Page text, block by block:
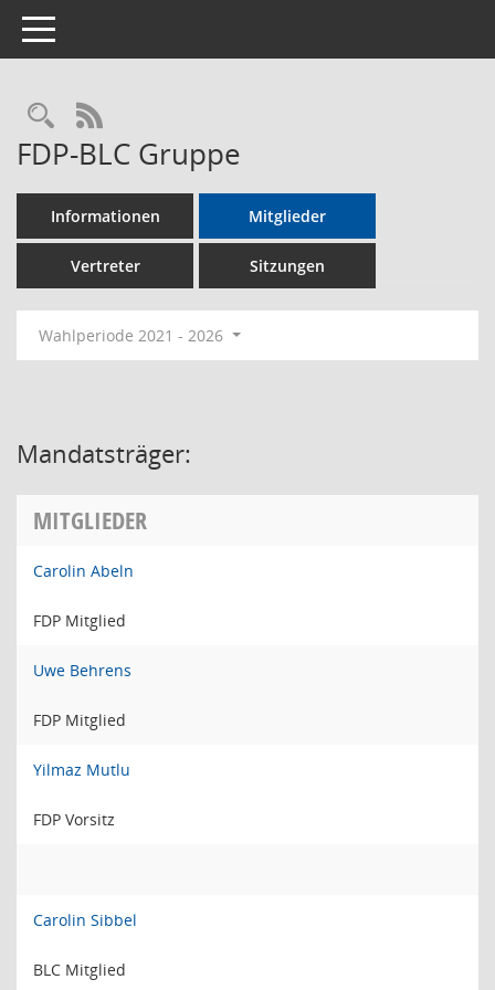
Toggle navigation
Rechercheauswahl
RSS-Feed
FDP-BLC Gruppe
Informationen Mitglieder
Vertreter Sitzungen
Wahlperiode 2021 - 2026
Mandatsträger:
MITGLIEDER
Carolin Abeln
FDP Mitglied
Uwe Behrens
FDP Mitglied
Yilmaz Mutlu
FDP Vorsitz
Carolin Sibbel
BLC Mitglied